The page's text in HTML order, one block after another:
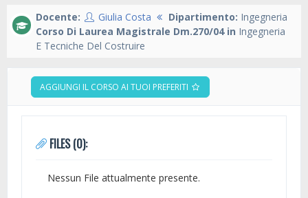
Docente: Giulia Costa Dipartimento: Ingegneria
Corso Di Laurea Magistrale Dm.270/04 in Ingegneria
E Tecniche Del Costruire
AGGIUNGI IL CORSO AI TUOI PREFERITI
FILES (0):
Nessun File attualmente presente.